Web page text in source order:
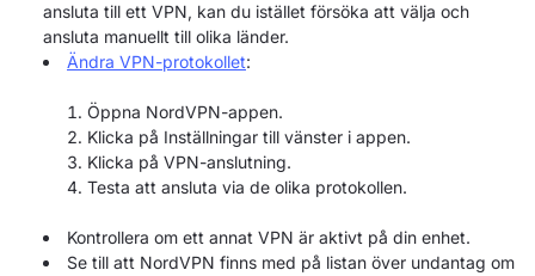
ansluta till ett VPN, kan du istället försöka att välja och
ansluta manuellt till olika länder.
Ändra VPN-protokollet:
Öppna NordVPN-appen.
Klicka på Inställningar till vänster i appen.
Klicka på VPN-anslutning.
Testa att ansluta via de olika protokollen.
Kontrollera om ett annat VPN är aktivt på din enhet.
Se till att NordVPN finns med på listan över undantag om